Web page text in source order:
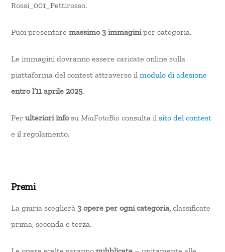
Rossi_001_Pettirosso.
Puoi presentaremassimo 3 immaginiper categoria.
Le immagini dovranno essere caricate online sulla
piattaforma del contest attraverso ilmodulo di adesione
entro l’11 aprile 2025.
Per ulteriori infosu MiaFotoBio consulta ilsito del contest
e il regolamento.
Premi
La giuria sceglierà 3 opere per ogni categoria,classificate
prima, seconda e terza.